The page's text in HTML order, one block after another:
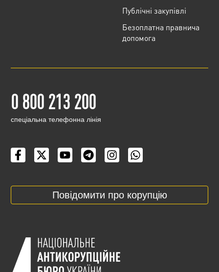
Публічні закупівлі
Безоплатна правнича
допомога
0 800 213 200
cпеціальна телефонна лінія
Повідомити про корупцію